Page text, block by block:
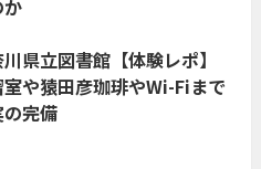
か
県立図書館【体験レポ】
室や猿田彦珈琲やWi-Fiまで
完備